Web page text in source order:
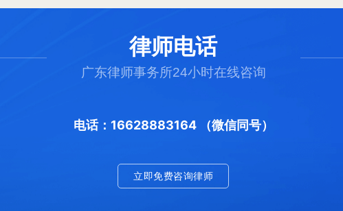
律师电话
广东律师事务所24小时在线咨询
电话：16628883164 （微信同号）
立即免费咨询律师